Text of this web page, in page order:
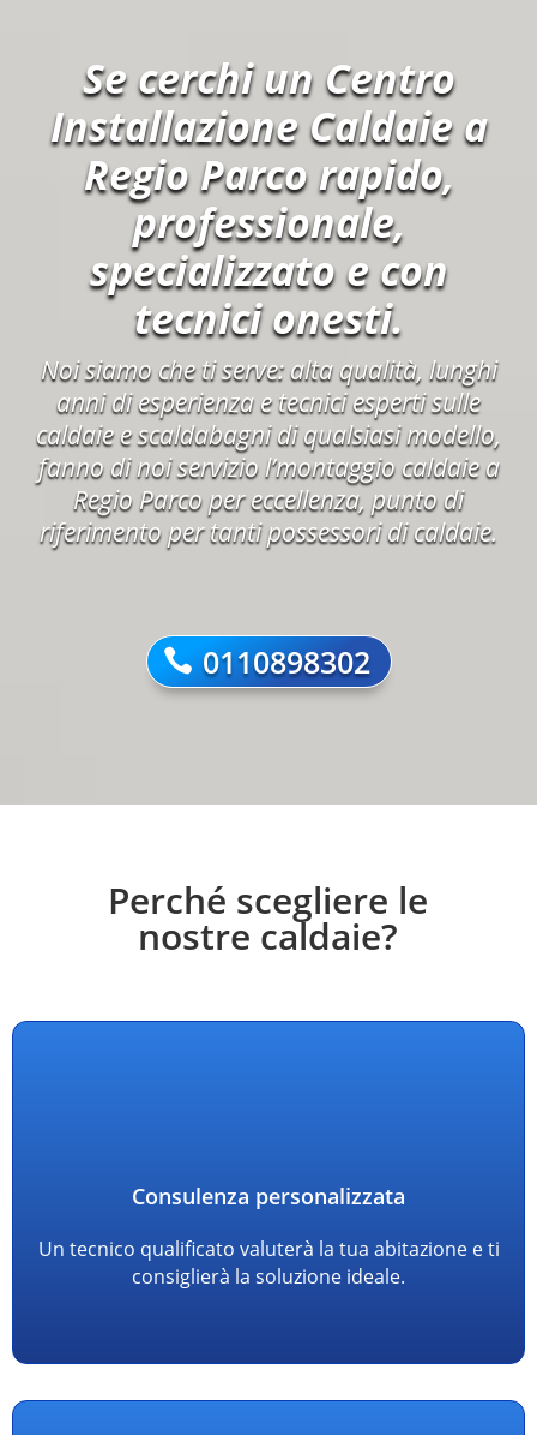
Se cerchi un Centro
Installazione Caldaie a
Regio Parco rapido,
professionale,
specializzato e con
tecnici onesti.
Noi siamo che ti serve: alta qualità, lunghi
anni di esperienza e tecnici esperti sulle
caldaie e scaldabagni di qualsiasi modello,
fanno di noi servizio l’montaggio caldaie a
Regio Parco per eccellenza, punto di
riferimento per tanti possessori di caldaie.
0110898302
Perché scegliere le
nostre caldaie?
Consulenza personalizzata
Un tecnico qualificato valuterà la tua abitazione e ti
consiglierà la soluzione ideale.